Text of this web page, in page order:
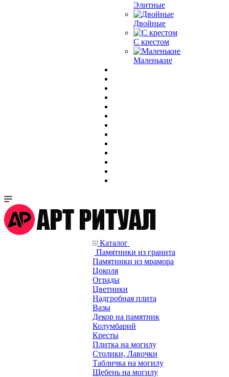
Элитные
Двойные
С крестом
Маленькие
Каталог
Памятники из гранита
Памятники из мрамора
Цоколя
Ограды
Цветники
Надгробная плита
Вазы
Декор на памятник
Колумбарий
Кресты
Плитка на могилу
Столики, Лавочки
Табличка на могилу
Щебень на могилу